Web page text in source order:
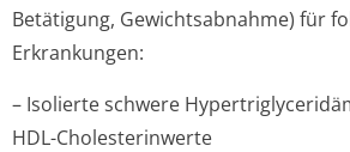
Betätigung, Gewichtsabnahme) für
Erkrankungen:
– Isolierte schwere
HDL-Cholesterinwerte